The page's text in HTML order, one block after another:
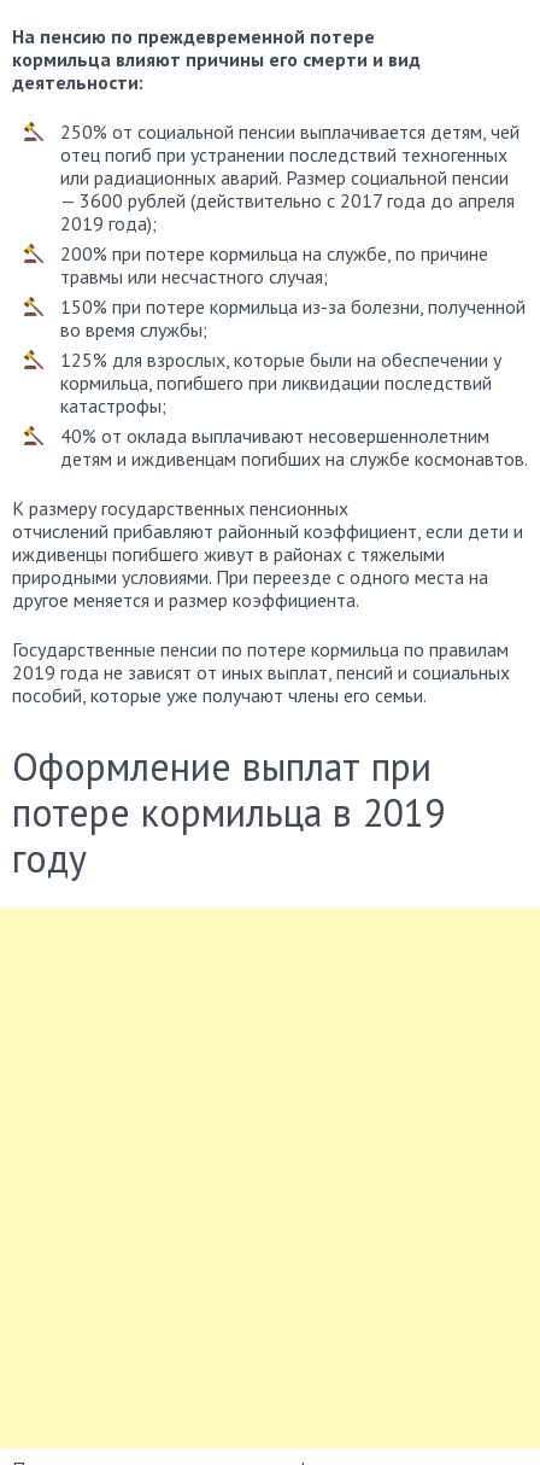
На пенсию по преждевременной потере
кормильца влияют причины его смерти и вид
деятельности:
250% от социальной пенсии выплачивается детям, чей
отец погиб при устранении последствий техногенных
или радиационных аварий. Размер социальной пенсии
— 3600 рублей (действительно с 2017 года до апреля
2019 года);
200% при потере кормильца на службе, по причине
травмы или несчастного случая;
150% при потере кормильца из-за болезни, полученной
во время службы;
125% для взрослых, которые были на обеспечении у
кормильца, погибшего при ликвидации последствий
катастрофы;
40% от оклада выплачивают несовершеннолетним
детям и иждивенцам погибших на службе космонавтов.
К размеру государственных пенсионных
отчислений прибавляют районный коэффициент, если дети и
иждивенцы погибшего живут в районах с тяжелыми
природными условиями. При переезде с одного места на
другое меняется и размер коэффициента.
Государственные пенсии по потере кормильца по правилам
2019 года не зависят от иных выплат, пенсий и социальных
пособий, которые уже получают члены его семьи.
Оформление выплат при
потере кормильца в 2019
году